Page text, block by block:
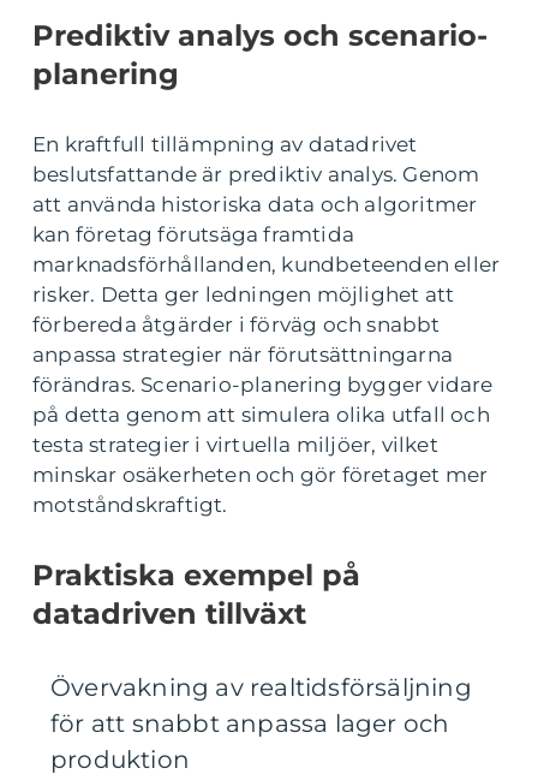
Prediktiv analys och scenario-
planering
En kraftfull tillämpning av datadrivet
beslutsfattande är prediktiv analys. Genom
att använda historiska data och algoritmer
kan företag förutsäga framtida
marknadsförhållanden, kundbeteenden eller
risker. Detta ger ledningen möjlighet att
förbereda åtgärder i förväg och snabbt
anpassa strategier när förutsättningarna
förändras. Scenario-planering bygger vidare
på detta genom att simulera olika utfall och
testa strategier i virtuella miljöer, vilket
minskar osäkerheten och gör företaget mer
motståndskraftigt.
Praktiska exempel på
datadriven tillväxt
Övervakning av realtidsförsäljning
för att snabbt anpassa lager och
produktion